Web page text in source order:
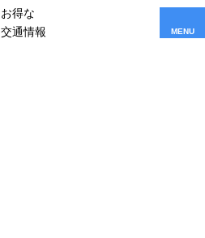
お得な
交通情報
MENU